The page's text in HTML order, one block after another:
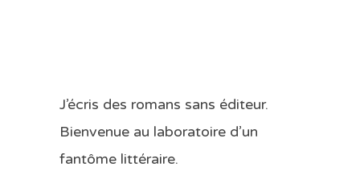
J’écris des romans sans éditeur.
Bienvenue au laboratoire d’un
fantôme littéraire.